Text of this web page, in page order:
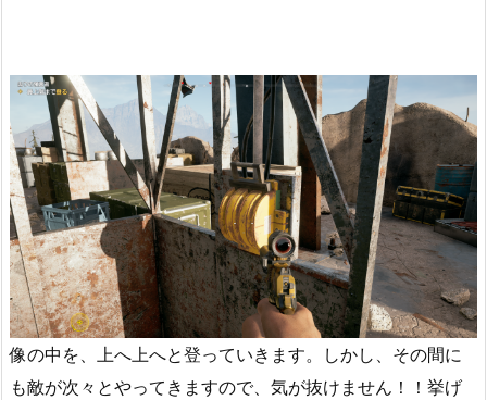
像の中を、上へ上へと登っていきます。しかし、その間に
も敵が次々とやってきますので、気が抜けません！！挙げ